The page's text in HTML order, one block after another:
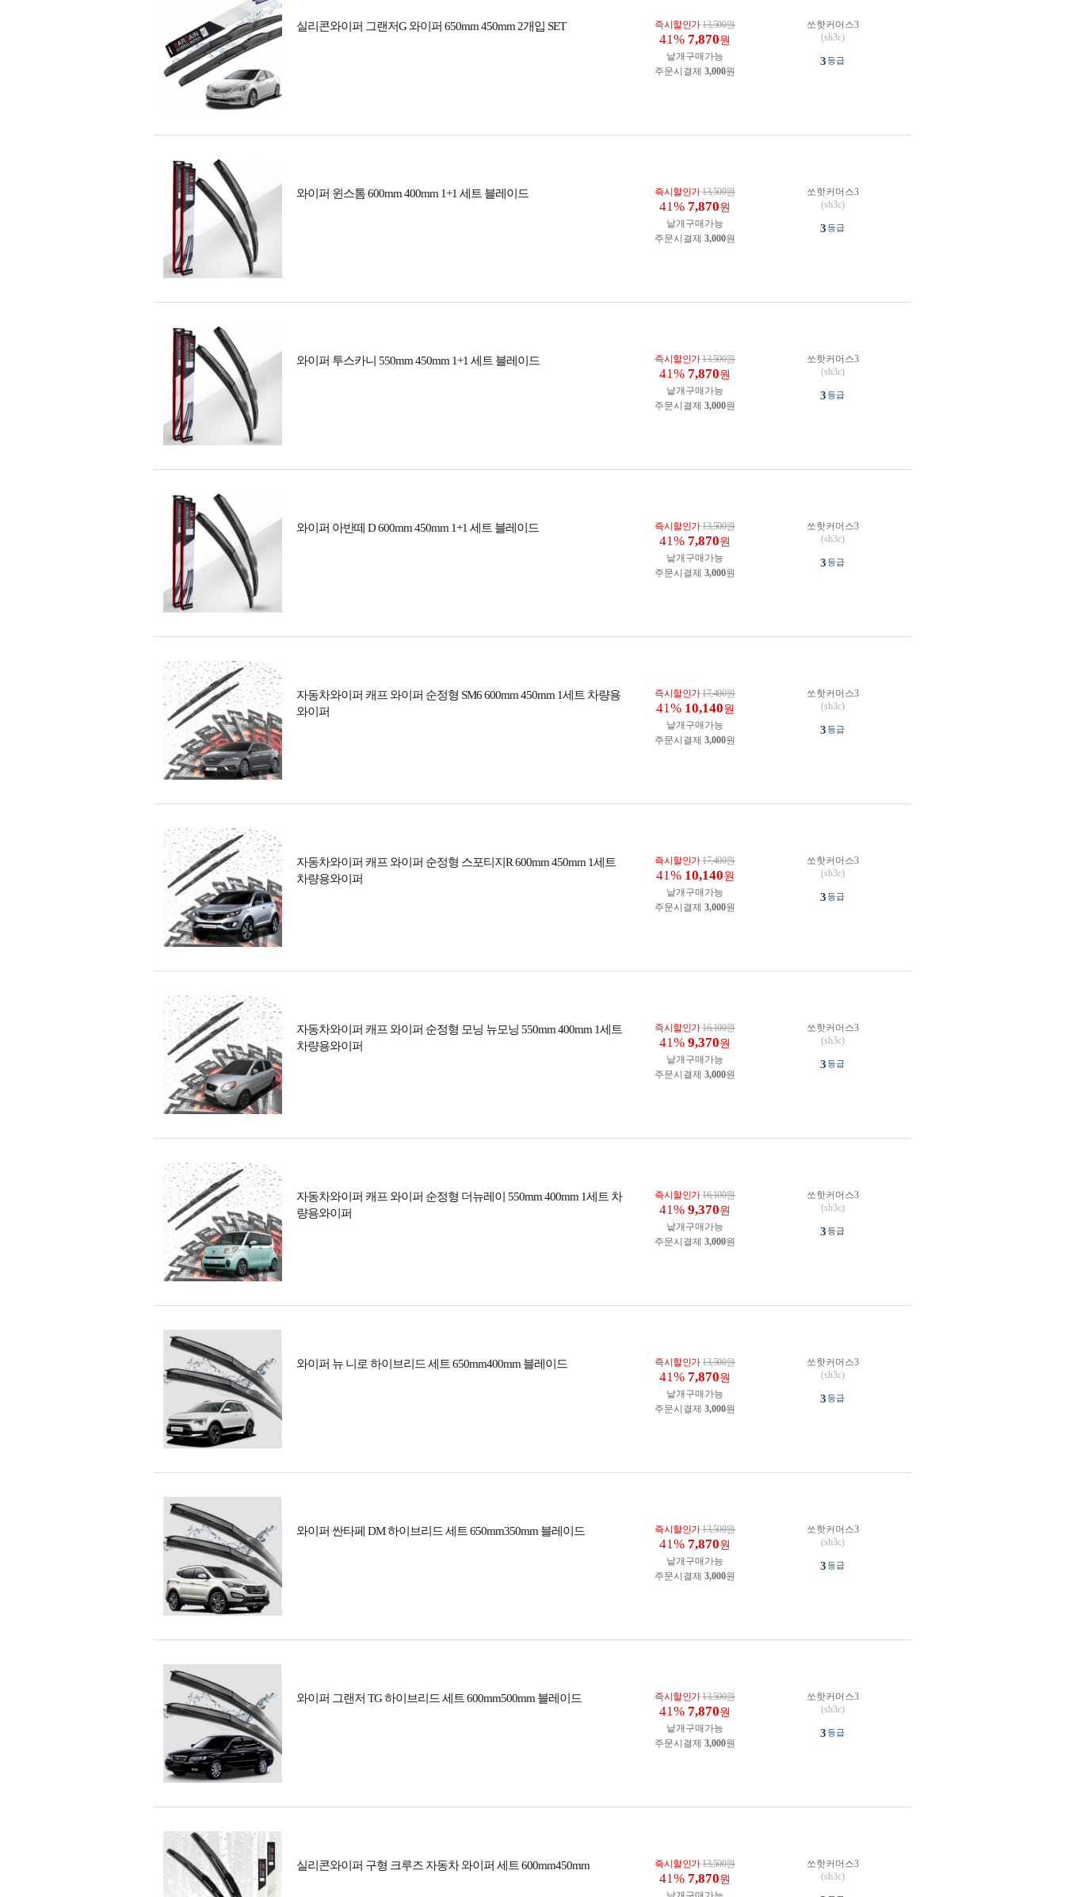
실리콘와이퍼 그랜저G 와이퍼 650mm 450mm 2개입 SET 즉시할인가13,500원
41% 7,870원
낱개구매가능
주문시결제 3,000원
쏘핫커머스3
(sh3c)
3등급
와이퍼 윈스톰 600mm 400mm 1+1 세트 블레이드 즉시할인가13,500원
41% 7,870원
낱개구매가능
주문시결제 3,000원
쏘핫커머스3
(sh3c)
3등급
와이퍼 투스카니 550mm 450mm 1+1 세트 블레이드 즉시할인가13,500원
41% 7,870원
낱개구매가능
주문시결제 3,000원
쏘핫커머스3
(sh3c)
3등급
와이퍼 아반떼 D 600mm 450mm 1+1 세트 블레이드 즉시할인가13,500원
41% 7,870원
낱개구매가능
주문시결제 3,000원
쏘핫커머스3
(sh3c)
3등급
자동차와이퍼 캐프 와이퍼 순정형 SM6 600mm 450mm 1세트 차량용
와이퍼
즉시할인가17,400원
41% 10,140원
낱개구매가능
주문시결제 3,000원
쏘핫커머스3
(sh3c)
3등급
자동차와이퍼 캐프 와이퍼 순정형 스포티지R 600mm 450mm 1세트
차량용와이퍼
즉시할인가17,400원
41% 10,140원
낱개구매가능
주문시결제 3,000원
쏘핫커머스3
(sh3c)
3등급
자동차와이퍼 캐프 와이퍼 순정형 모닝 뉴모닝 550mm 400mm 1세트
차량용와이퍼
즉시할인가16,100원
41% 9,370원
낱개구매가능
주문시결제 3,000원
쏘핫커머스3
(sh3c)
3등급
자동차와이퍼 캐프 와이퍼 순정형 더뉴레이 550mm 400mm 1세트 차
량용와이퍼
즉시할인가16,100원
41% 9,370원
낱개구매가능
주문시결제 3,000원
쏘핫커머스3
(sh3c)
3등급
와이퍼 뉴 니로 하이브리드 세트 650mm400mm 블레이드 즉시할인가13,500원
41% 7,870원
낱개구매가능
주문시결제 3,000원
쏘핫커머스3
(sh3c)
3등급
와이퍼 싼타페 DM 하이브리드 세트 650mm350mm 블레이드 즉시할인가13,500원
41% 7,870원
낱개구매가능
주문시결제 3,000원
쏘핫커머스3
(sh3c)
3등급
와이퍼 그랜저 TG 하이브리드 세트 600mm500mm 블레이드 즉시할인가13,500원
41% 7,870원
낱개구매가능
주문시결제 3,000원
쏘핫커머스3
(sh3c)
3등급
실리콘와이퍼 구형 크루즈 자동차 와이퍼 세트 600mm450mm 즉시할인가13,500원
41% 7,870원
쏘핫커머스3
(sh3c)